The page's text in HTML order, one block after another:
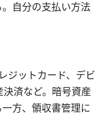
自分の支払い方法
ジットカード、デビ
決済など。暗号資産
方、領収書管理に